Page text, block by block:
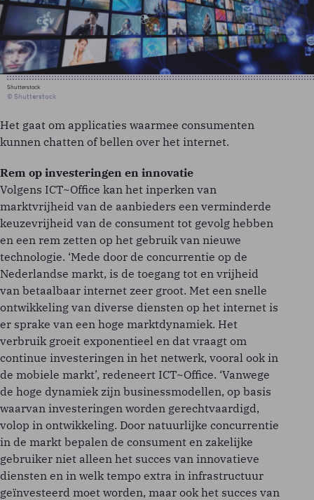
Shutterstock
© Shutterstock
Het gaat om applicaties waarmee consumenten
kunnen chatten of bellen over het internet.
Rem op investeringen en innovatie
Volgens ICT~Office kan het inperken van
marktvrijheid van de aanbieders een verminderde
keuzevrijheid van de consument tot gevolg hebben
en een rem zetten op het gebruik van nieuwe
technologie. ‘Mede door de concurrentie op de
Nederlandse markt, is de toegang tot en vrijheid
van betaalbaar internet zeer groot. Met een snelle
ontwikkeling van diverse diensten op het internet is
er sprake van een hoge marktdynamiek. Het
verbruik groeit exponentieel en dat vraagt om
continue investeringen in het netwerk, vooral ook in
de mobiele markt’, redeneert ICT~Office. ‘Vanwege
de hoge dynamiek zijn businessmodellen, op basis
waarvan investeringen worden gerechtvaardigd,
volop in ontwikkeling. Door natuurlijke concurrentie
in de markt bepalen de consument en zakelijke
gebruiker niet alleen het succes van innovatieve
diensten en in welk tempo extra in infrastructuur
geïnvesteerd moet worden, maar ook het succes van